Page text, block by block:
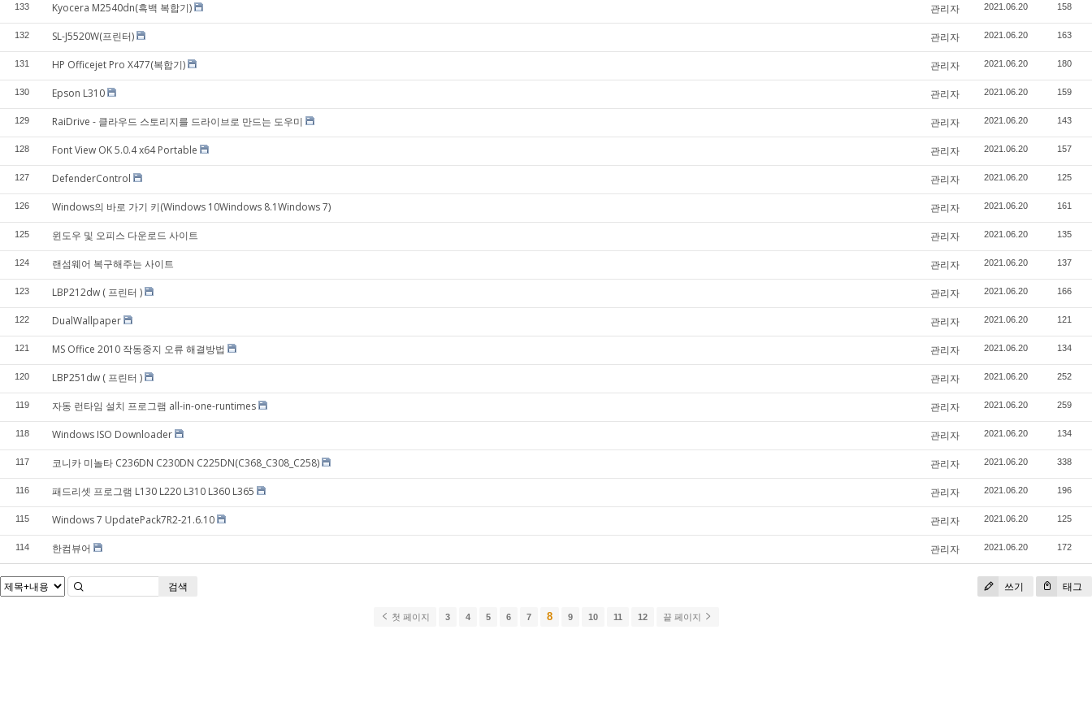
133 Kyocera M2540dn(흑백 복합기) 관리자 2021.06.20 158
132 SL-J5520W(프린터) 관리자 2021.06.20 163
131 HP Officejet Pro X477(복합기) 관리자 2021.06.20 180
130 Epson L310 관리자 2021.06.20 159
129 RaiDrive - 클라우드 스토리지를 드라이브로 만드는 도우미 관리자 2021.06.20 143
128 Font View OK 5.0.4 x64 Portable 관리자 2021.06.20 157
127 DefenderControl 관리자 2021.06.20 125
126 Windows의 바로 가기 키(Windows 10Windows 8.1Windows 7) 관리자 2021.06.20 161
125 윈도우 및 오피스 다운로드 사이트 관리자 2021.06.20 135
124 랜섬웨어 복구해주는 사이트 관리자 2021.06.20 137
123 LBP212dw ( 프린터 ) 관리자 2021.06.20 166
122 DualWallpaper 관리자 2021.06.20 121
121 MS Office 2010 작동중지 오류 해결방법 관리자 2021.06.20 134
120 LBP251dw ( 프린터 ) 관리자 2021.06.20 252
119 자동 런타임 설치 프로그램 all-in-one-runtimes 관리자 2021.06.20 259
118 Windows ISO Downloader 관리자 2021.06.20 134
117 코니카 미놀타 C236DN C230DN C225DN(C368_C308_C258) 관리자 2021.06.20 338
116 패드리셋 프로그램 L130 L220 L310 L360 L365 관리자 2021.06.20 196
115 Windows 7 UpdatePack7R2-21.6.10 관리자 2021.06.20 125
114 한컴뷰어 관리자 2021.06.20 172
쓰기 태그
검색
첫 페이지 3 4 5 6 7 8 9 10 11 12 끝 페이지